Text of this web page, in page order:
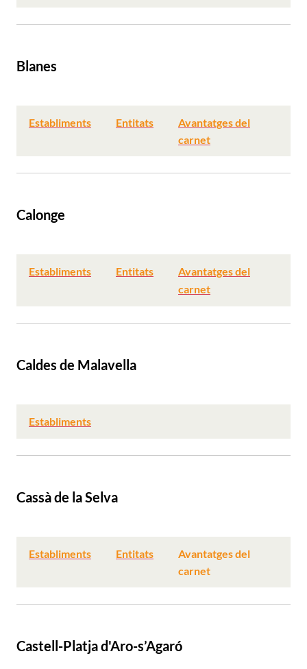
Blanes
Establiments Entitats
Avantatges del
carnet
Calonge
Establiments Entitats
Avantatges del
carnet
Caldes de Malavella
Establiments
Cassà de la Selva
Establiments Entitats
Avantatges del
carnet
Castell-Platja d'Aro-s’Agaró